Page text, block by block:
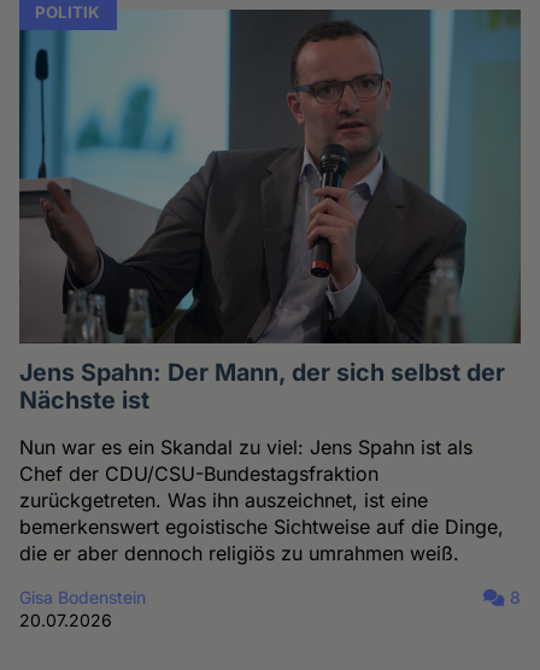
POLITIK
Jens Spahn: Der Mann, der sich selbst der
Nächste ist
Nun war es ein Skandal zu viel: Jens Spahn ist als
Chef der CDU/CSU-Bundestagsfraktion
zurückgetreten. Was ihn auszeichnet, ist eine
bemerkenswert egoistische Sichtweise auf die Dinge,
die er aber dennoch religiös zu umrahmen weiß.
Gisa Bodenstein
20.07.2026
8